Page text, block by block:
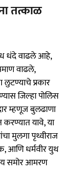
तत्काळ
धंदे वाढले आहे,
वाढले,
लुटण्याचे प्रकार
जिल्हा पोलिस
म्हणूज बुलढाणा
यावे, या
मुलगा पृथ्वीराज
आणि धर्मवीर युथ
समोर आमरण